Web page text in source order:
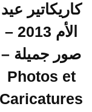
كاريكاتير عيد
الأم 2013 –
صور جميلة –
Photos et
Caricatures